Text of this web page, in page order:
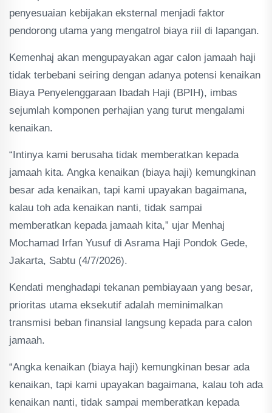
penyesuaian kebijakan eksternal menjadi faktor
pendorong utama yang mengatrol biaya riil di lapangan.
Kemenhaj akan mengupayakan agar calon jamaah haji
tidak terbebani seiring dengan adanya potensi kenaikan
Biaya Penyelenggaraan Ibadah Haji (BPIH), imbas
sejumlah komponen perhajian yang turut mengalami
kenaikan.
“Intinya kami berusaha tidak memberatkan kepada
jamaah kita. Angka kenaikan (biaya haji) kemungkinan
besar ada kenaikan, tapi kami upayakan bagaimana,
kalau toh ada kenaikan nanti, tidak sampai
memberatkan kepada jamaah kita,” ujar Menhaj
Mochamad Irfan Yusuf di Asrama Haji Pondok Gede,
Jakarta, Sabtu (4/7/2026).
Kendati menghadapi tekanan pembiayaan yang besar,
prioritas utama eksekutif adalah meminimalkan
transmisi beban finansial langsung kepada para calon
jamaah.
“Angka kenaikan (biaya haji) kemungkinan besar ada
kenaikan, tapi kami upayakan bagaimana, kalau toh ada
kenaikan nanti, tidak sampai memberatkan kepada